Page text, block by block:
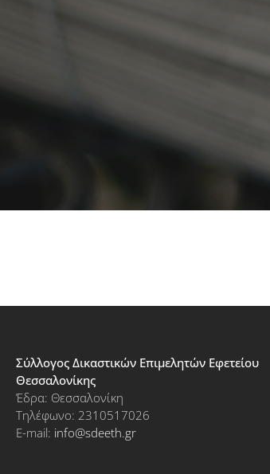
Σύλλογος Δικαστικών Επιμελητών Εφετείου
Θεσσαλονίκης
Έδρα: Θεσσαλονίκη
Τηλέφωνο: 2310517026
E-mail: info@sdeeth.gr